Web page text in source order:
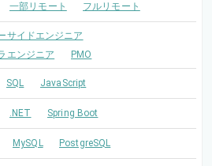
一部リモート フルリモート
サイドエンジニア
エンジニア
PMO
SQL JavaScript
.NET Spring Boot
MySQL PostgreSQL